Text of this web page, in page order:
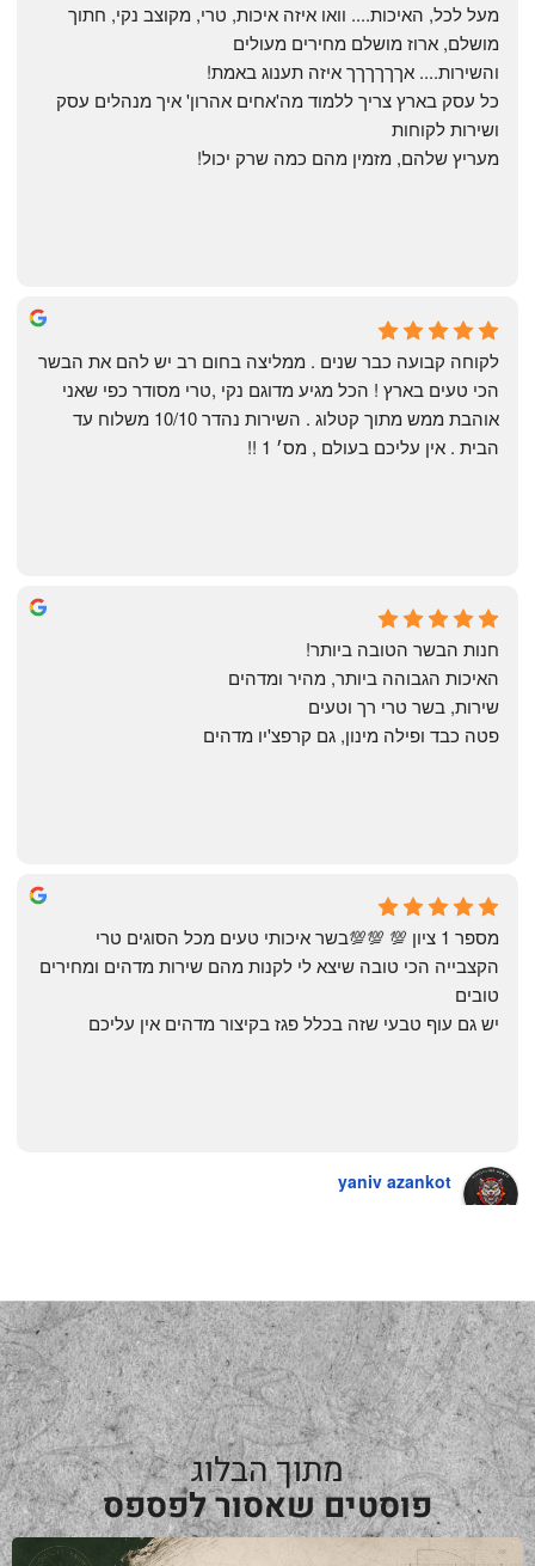
Shahaf Bendarker
6 months ago
מושלם, ארוז מושלם מחירים מעולים
והשירות.... אךךךךךך איזה תענוג באמת!
ושירות לקוחות
מעריץ שלהם, מזמין מהם כמה שרק יכול!
Annael Annael
8 months ago
הבית . אין עליכם בעולם , מס׳ 1 !!
The Artechology
a year ago
חנות הבשר הטובה ביותר!
האיכות הגבוהה ביותר, מהיר ומדהים
שירות, בשר טרי רך וטעים
פטה כבד ופילה מינון, גם קרפצ'יו מדהים
yaniv azankot
טובים
יש גם עוף טבעי שזה בכלל פגז בקיצור מדהים אין עליכם
מתוך הבלוג
פוסטים שאסור לפספס